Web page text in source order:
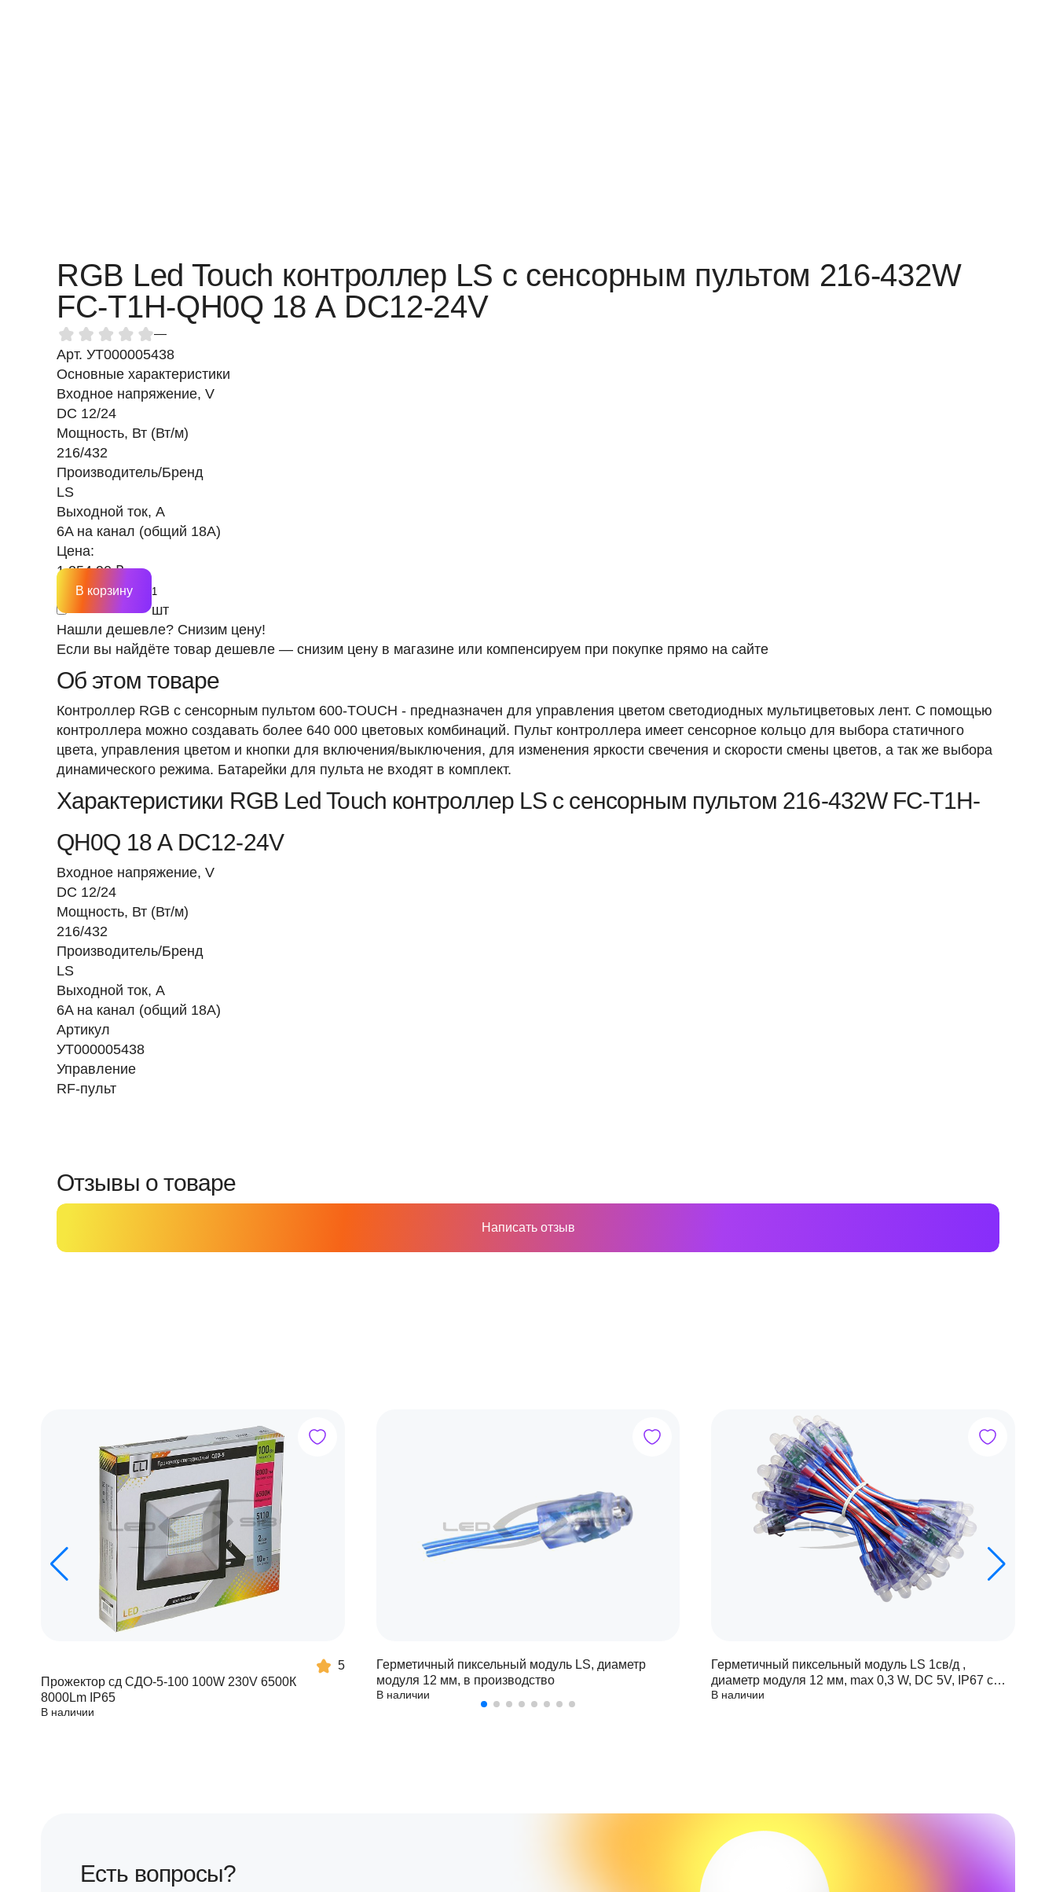
RGB Led Touch контроллер LS с сенсорным пультом 216-432W
FC-T1H-QH0Q 18 А DC12-24V
—
Арт. УТ000005438
Основные характеристики
Входное напряжение, V
DC 12/24
Мощность, Вт (Вт/м)
216/432
Производитель/Бренд
LS
Выходной ток, А
6A на канал (общий 18A)
Цена:
1 254.90 ₽
шт
В корзину
Нашли дешевле? Снизим цену!
Если вы найдёте товар дешевле — снизим цену в магазине или компенсируем при покупке прямо на сайте
Об этом товаре
Контроллер RGB с сенсорным пультом 600-TOUCH - предназначен для управления цветом светодиодных мультицветовых лент. С помощью
контроллера можно создавать более 640 000 цветовых комбинаций. Пульт контроллера имеет сенсорное кольцо для выбора статичного
цвета, управления цветом и кнопки для включения/выключения, для изменения яркости свечения и скорости смены цветов, а так же выбора
динамического режима. Батарейки для пульта не входят в комплект.
Характеристики RGB Led Touch контроллер LS с сенсорным пультом 216-432W FC-T1H-
QH0Q 18 А DC12-24V
Входное напряжение, V
DC 12/24
Мощность, Вт (Вт/м)
216/432
Производитель/Бренд
LS
Выходной ток, А
6A на канал (общий 18A)
Артикул
УТ000005438
Управление
RF-пульт
Отзывы о товаре
Написать отзыв
5
Прожектор сд СДО-5-100 100W 230V 6500К
8000Lm IP65
В наличии
Герметичный пиксельный модуль LS, диаметр
модуля 12 мм, в производство
В наличии
Герметичный пиксельный модуль LS 1св/д ,
диаметр модуля 12 мм, max 0,3 W, DC 5V, IP67 с
чипом 6803
В наличии
Есть вопросы?